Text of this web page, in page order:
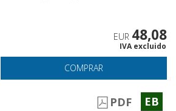
EUR 48,08
IVA excluido
COMPRAR
PDF EB